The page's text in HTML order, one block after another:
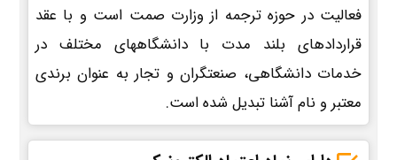
فعالیت در حوزه ترجمه از وزارت صمت است و با عقد
قراردادهای بلند مدت با دانشگاههای مختلف در
خدمات دانشگاهی، صنعتگران و تجار به عنوان برندی
معتبر و نام آشنا تبدیل شده است.